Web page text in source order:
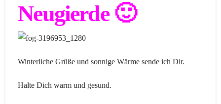
Neugierde 🙂
Winterliche Grüße und sonnige Wärme sende ich Dir.
Halte Dich warm und gesund.